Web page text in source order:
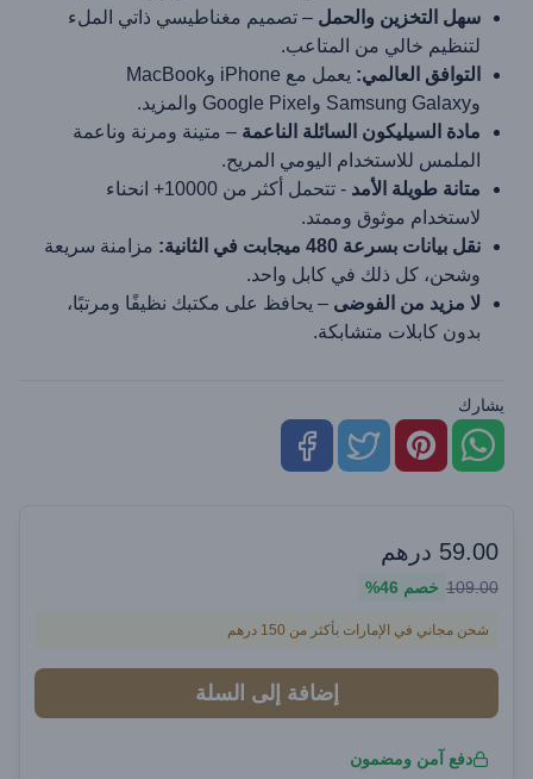
سهل التخزين والحمل – تصميم مغناطيسي ذاتي الملء
لتنظيم خالي من المتاعب.
التوافق العالمي:
يعمل مع iPhone وMacBook
وSamsung Galaxy وGoogle Pixel والمزيد.
مادة السيليكون السائلة الناعمة – متينة ومرنة وناعمة
الملمس للاستخدام اليومي المريح.
متانة طويلة الأمد
- تتحمل أكثر من 10000+ انحناء
لاستخدام موثوق وممتد.
نقل بيانات بسرعة 480 ميجابت في الثانية:
مزامنة سريعة
وشحن، كل ذلك في كابل واحد.
لا مزيد من الفوضى – يحافظ على مكتبك نظيفًا ومرتبًا،
بدون كابلات متشابكة.
يشارك
59.00 درهم
109.00 خصم 46%
شحن مجاني في الإمارات بأكثر من 150 درهم
إضافة إلى السلة
دفع آمن ومضمون